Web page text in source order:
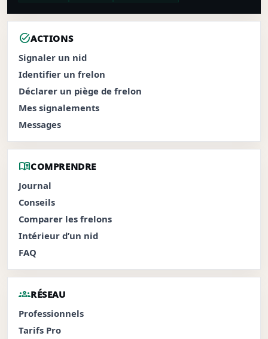
task_altACTIONS
Signaler un nid
Identifier un frelon
Déclarer un piège de frelon
Mes signalements
Messages
menu_bookCOMPRENDRE
Journal
Conseils
Comparer les frelons
Intérieur d’un nid
FAQ
groupsRÉSEAU
Professionnels
Tarifs Pro